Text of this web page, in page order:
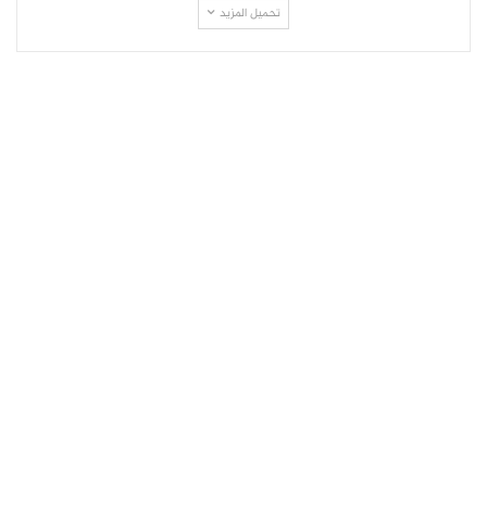
تحميل المزيد